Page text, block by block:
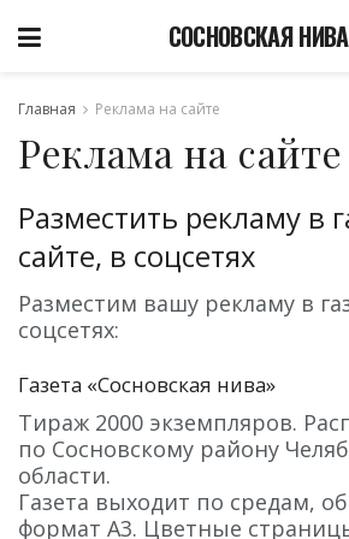
СОСНОВСКАЯ НИВА
Главная Реклама на сайте
Реклама на сайте
Разместить рекламу в
сайте, в соцсетях
Разместим вашу рекламу в
соцсетях:
Газета «Сосновская нива»
Тираж 2000 экземпляров.
по Сосновскому району
области.
Газета выходит по средам,
формат А3. Цветные